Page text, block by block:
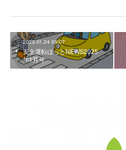
2025.01.24 09:07
安全運転ほっとNEWS2025
年1月号